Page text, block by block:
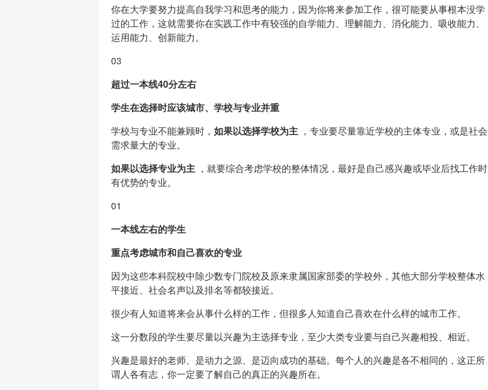
你在大学要努力提高自我学习和思考的能力，因为你将来参加工作，很可能要从事根本没学
过的工作，这就需要你在实践工作中有较强的自学能力、理解能力、消化能力、吸收能力、
运用能力、创新能力。
03
超过一本线40分左右
学生在选择时应该城市、学校与专业并重
学校与专业不能兼顾时， 如果以选择学校为主，专业要尽量靠近学校的主体专业，或是社会
需求量大的专业。
如果以选择专业为主，就要综合考虑学校的整体情况，最好是自己感兴趣或毕业后找工作时
有优势的专业。
01
一本线左右的学生
重点考虑城市和自己喜欢的专业
因为这些本科院校中除少数专门院校及原来隶属国家部委的学校外，其他大部分学校整体水
平接近、社会名声以及排名等都较接近。
很少有人知道将来会从事什么样的工作，但很多人知道自己喜欢在什么样的城市工作。
这一分数段的学生要尽量以兴趣为主选择专业，至少大类专业要与自己兴趣相投、相近。
兴趣是最好的老师、是动力之源、是迈向成功的基础。每个人的兴趣是各不相同的，这正所
谓人各有志，你一定要了解自己的真正的兴趣所在。